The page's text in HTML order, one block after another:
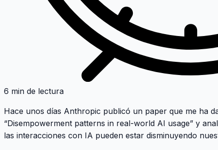
6 min de lectura
Hace unos días Anthropic publicó un paper que me ha
“Disempowerment patterns in real-world AI usage” y
las interacciones con IA pueden estar disminuyendo